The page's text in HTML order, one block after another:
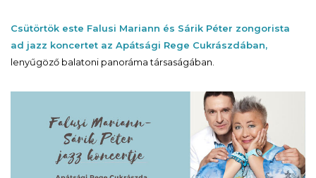
Csütörtök este Falusi Mariann és Sárik Péter zongorista
ad jazz koncertet az Apátsági Rege Cukrászdában,
lenyűgöző balatoni panoráma társaságában.